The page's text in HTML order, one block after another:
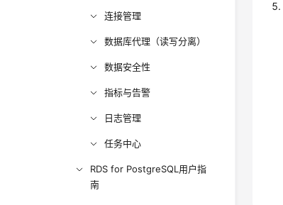
连接管理
数据库代理（读写分离）
数据安全性
指标与告警
日志管理
任务中心
RDS for PostgreSQL用户指
南